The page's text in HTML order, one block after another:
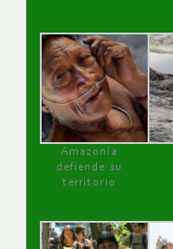
Amazonía
defiende su
territorio